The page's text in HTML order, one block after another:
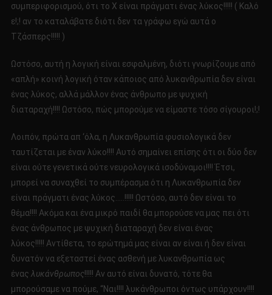
συμπεριφορισμού, ότι το Χ είναι πράγματι ένας λύκος!!!!! ( Καλό
ε!;! αν το καταλάβατε διότι δεν τα γράφω εγώ αυτά ο
Τζάσπερς!!!!! )
Ωστόσο, αυτή η λογική είναι εσφαλμένη, διότι γνωρίζουμε από
«απλή» κοινή λογική όταν κάποιος από λυκανθρωπία δεν είναι
ένας λύκος, αλλά μάλλον ένας άνθρωπο με ψυχική
διαταραχή!!!! Ωστόσο, πώς μπορούμε να είμαστε τόσο σίγουροι!;!
Λοιπόν, πρώτα απ ‘όλα, η Λυκανθρωπία φυσιολογικά δεν
ταυτίζεται με έναν λύκο!!!! Αυτό σημαίνει επίσης ότι οι δύο δεν
είναι ούτε γενετικά ούτε νευρολογικά ισοδύναμοι!!!! Έτσι,
μπορεί να συναχθεί το συμπέρασμα ότι η Λυκανθρωπία δεν
είναι πράγματι ένας λύκος…..!!!!! Ωστόσο, αυτό δεν είναι το
θέμα!!!! Ακόμα και ένα μικρό παιδί θα μπορούσε να μας πει ότι
ένας άνθρωπος με ψυχική διαταραχή δεν είναι ένας
λύκος!!!!! Αντίθετα, το ερώτημά μας είναι αν είναι ή δεν είναι
δυνατόν να εξεταστεί ένας ασθενή με λυκανθρωπία ως
ένας λυκάνθρωπος!!!!! Αν αυτό είναι δυνατό, τότε θα
μπορούσαμε να πούμε, “Ναι!!!! λυκάνθρωποι όντως υπάρχουν!!!!